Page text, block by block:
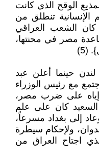
الوقح الذي كانت
الإنسانية تنطلق من
الشعب العراقي
مصر في محنتها،
(5)
حينما أعلن عبد
مع رئيس الوزراء
إياه على ضرب مصر،
كان على علم
إلى بغداد مسرعاً،
ولإحكام سيطرة
اجتاح العراق من